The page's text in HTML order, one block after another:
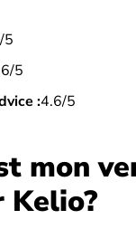
5
5
:4.6/5
mon
Kelio?